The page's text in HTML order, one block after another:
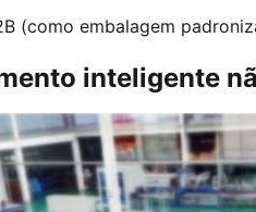
(como embalagem
inteligente